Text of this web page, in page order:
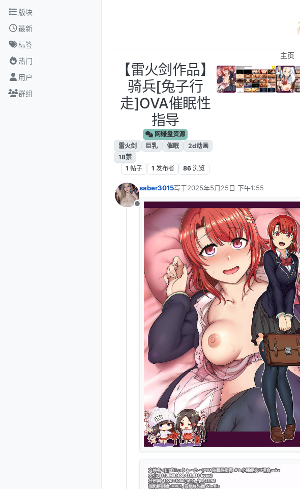
跳转至内容
版块
最新
标签
热门
用户
群组
主页
【雷火剑作品】
骑兵[兔子行
走]OVA催眠性
指导
网赚盘资源
雷火剑
巨乳 催眠
2d动画
18禁
1 帖子 1 发布者 86 浏览
离线
saber3015写于2025年5月25日 下午1:55
最后由 编辑